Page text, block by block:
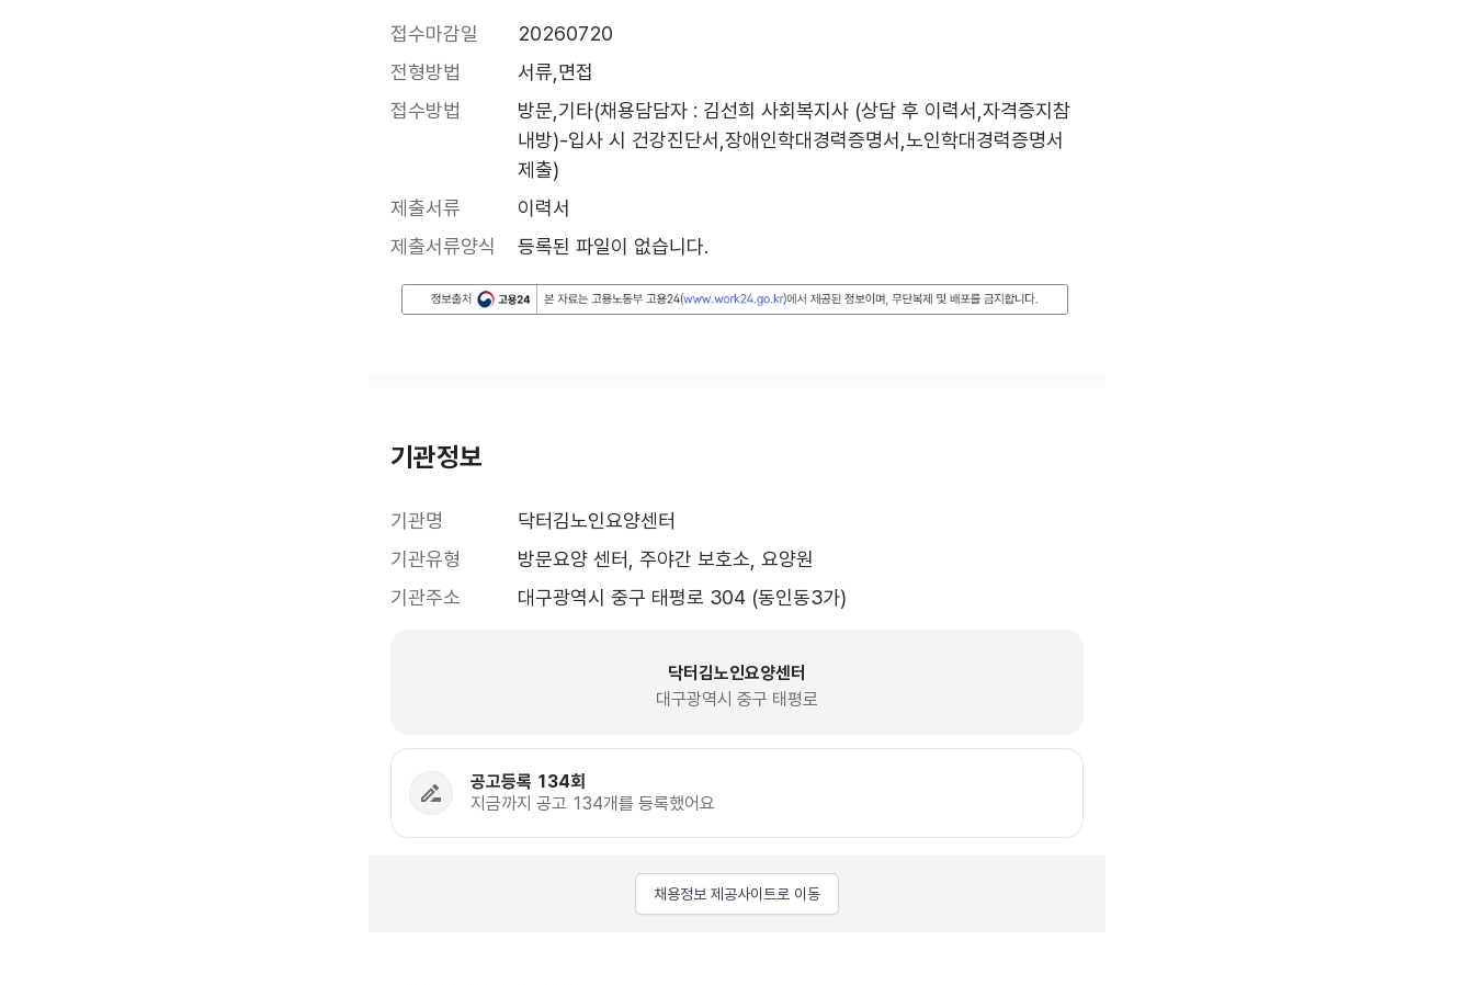
접수마감일
20260720
전형방법
서류,면접
접수방법
방문,기타(채용담담자 : 김선희 사회복지사 (상담 후 이력서,자격증지참
내방)-입사 시 건강진단서,장애인학대경력증명서,노인학대경력증명서
제출)
제출서류
이력서
제출서류양식
등록된 파일이 없습니다.
기관정보
기관명
닥터김노인요양센터
기관유형
방문요양 센터, 주야간 보호소, 요양원
기관주소
대구광역시 중구 태평로 304 (동인동3가)
닥터김노인요양센터
대구광역시 중구 태평로
공고등록 134회
지금까지 공고 134개를 등록했어요
채용정보 제공사이트로 이동